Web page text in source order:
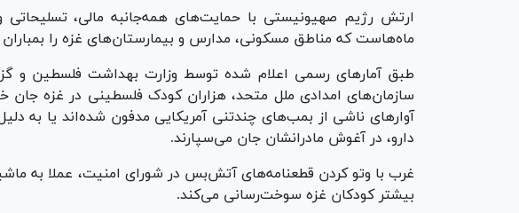
ارتش رژیم صهیونیستی با حمایت‌های همه‌جانبه مالی، تسلیحاتی
ماه‌هاست که مناطق مسکونی، مدارس و بیمارستان‌های غزه را
طبق آمار‌های رسمی اعلام شده توسط وزارت بهداشت فلسطین و
سازمان‌های امدادی ملل متحد، هزاران کودک فلسطینی در غزه جان
آوار‌های ناشی از بمب‌های چندتنی آمریکایی مدفون شده‌اند یا به
دارو، در آغوش مادرانشان جان می‌سپارند.
غرب با وتو کردن قطعنامه‌های آتش‌بس در شورای امنیت، عملا به
بیشتر کودکان غزه سوخت‌رسانی می‌کند.